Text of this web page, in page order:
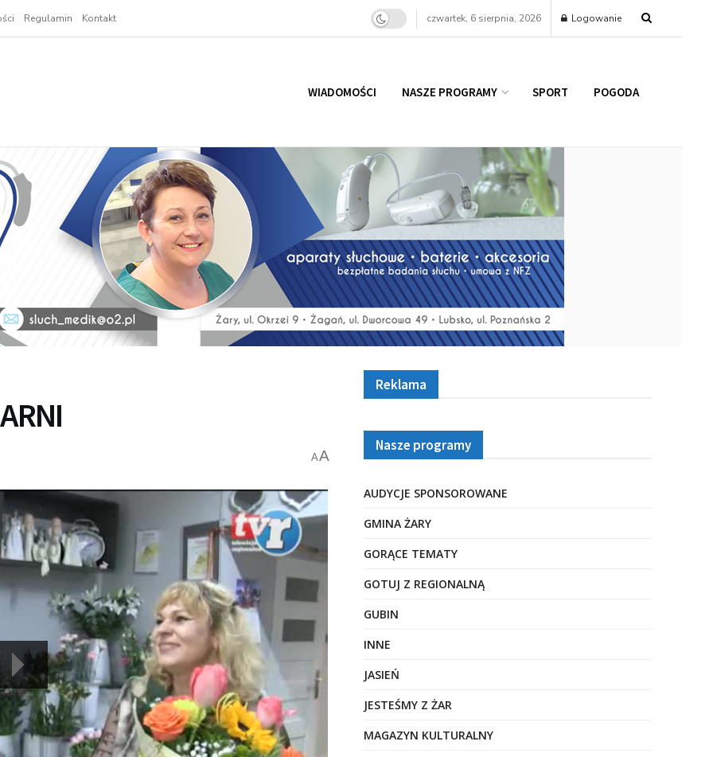
Regulamin Kontakt czwartek, 6 sierpnia, 2026 Logowanie
WIADOMOŚCI NASZE PROGRAMY SPORT POGODA
AA
Reklama
Nasze programy
AUDYCJE SPONSOROWANE
GMINA ŻARY
GORĄCE TEMATY
GOTUJ Z REGIONALNĄ
GUBIN
INNE
JASIEŃ
JESTEŚMY Z ŻAR
MAGAZYN KULTURALNY